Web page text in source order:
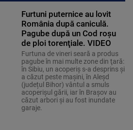
Furtuni puternice au lovit
România după caniculă.
Pagube după un Cod roşu
de ploi torenţiale. VIDEO
Furtuna de vineri seară a produs
pagube în mai multe zone din ţară:
în Sibiu, un acoperiş s-a desprins și
a căzut peste maşini, în Aleşd
(județul Bihor) vântul a smuls
acoperişul gării, iar în Braşov au
căzut arbori şi au fost inundate
garaje.